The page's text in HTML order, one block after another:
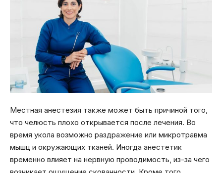
Местная анестезия также может быть причиной того,
что челюсть плохо открывается после лечения. Во
время укола возможно раздражение или микротравма
мышц и окружающих тканей. Иногда анестетик
временно влияет на нервную проводимость, из-за чего